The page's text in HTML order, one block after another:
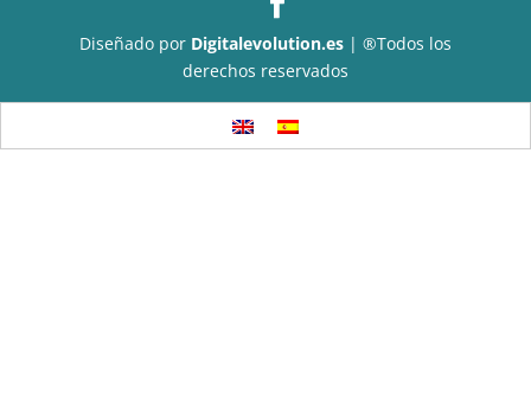
Diseñado por Digitalevolution.es| ®Todos los
derechos reservados